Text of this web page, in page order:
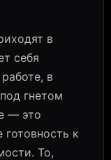
в
себя
в
гнетом
— это
к
То,